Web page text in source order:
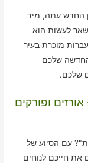
החדש עתה, מיד
לעשות הוא
מוכרת בעיר
החדשה שלכם
שלכם.
ופורקים
עם הסיוע של
את חייכם לנוחים